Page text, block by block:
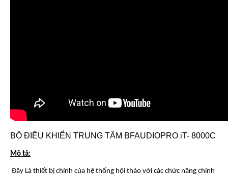
BỘ ĐIỀU KHIỂN TRUNG TÂM BFAUDIOPRO iT- 8000C
Mô tả:
Đây Là thiết bị chính của hệ thống hội thảo với các chức năng chính